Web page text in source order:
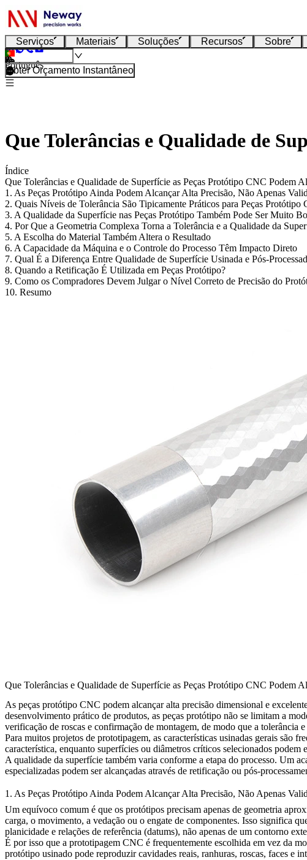
Serviços Materiais Soluções Recursos Sobre
Português
Obter Orçamento Instantâneo
Que Tolerâncias e Qualidade de
Índice
Que Tolerâncias e Qualidade de Superfície as Peças Protótipo CNC Podem
1. As Peças Protótipo Ainda Podem Alcançar Alta Precisão, Não Apenas
2. Quais Níveis de Tolerância São Tipicamente Práticos para Peças Protótipo
3. A Qualidade da Superfície nas Peças Protótipo Também Pode Ser Muito
4. Por Que a Geometria Complexa Torna a Tolerância e a Qualidade da
5. A Escolha do Material Também Altera o Resultado
6. A Capacidade da Máquina e o Controle do Processo Têm Impacto Direto
7. Qual É a Diferença Entre Qualidade de Superfície Usinada e Pós-
8. Quando a Retificação É Utilizada em Peças Protótipo?
9. Como os Compradores Devem Julgar o Nível Correto de Precisão do
10. Resumo
Que Tolerâncias e Qualidade de Superfície as Peças Protótipo CNC Podem
As peças protótipo CNC podem alcançar alta precisão dimensional e
desenvolvimento prático de produtos, as peças protótipo não se limitam a
verificação de roscas e confirmação de montagem, de modo que a tolerância
Para muitos projetos de prototipagem, as características usinadas gerais são
característica, enquanto superfícies ou diâmetros críticos selecionados
A qualidade da superfície também varia conforme a etapa do processo. Um
especializadas podem ser alcançadas através de retificação ou pós-
1. As Peças Protótipo Ainda Podem Alcançar Alta Precisão, Não Apenas
Um equívoco comum é que os protótipos precisam apenas de geometria
carga, o movimento, a vedação ou o engate de componentes. Isso significa
planicidade e relações de referência (datums), não apenas de um contorno
É por isso que a prototipagem CNC é frequentemente escolhida em vez da
protótipo usinado pode reproduzir cavidades reais, ranhuras, roscas, faces